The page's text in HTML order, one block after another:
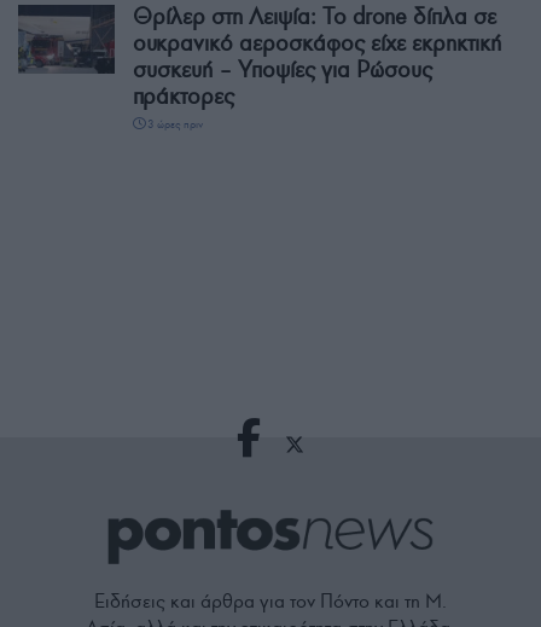
Θρίλερ στη Λειψία: Το drone δίπλα σε
ουκρανικό αεροσκάφος είχε εκρηκτική
συσκευή – Υποψίες για Ρώσους
πράκτορες
3 ώρες πριν
Ειδήσεις και άρθρα για τον Πόντο και τη Μ.